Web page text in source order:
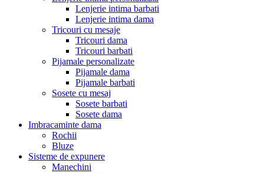
Lenjerie intima barbati
Lenjerie intima dama
Tricouri cu mesaje
Tricouri dama
Tricouri barbati
Pijamale personalizate
Pijamale dama
Pijamale barbati
Sosete cu mesaj
Sosete barbati
Sosete dama
Imbracaminte dama
Rochii
Bluze
Sisteme de expunere
Manechini